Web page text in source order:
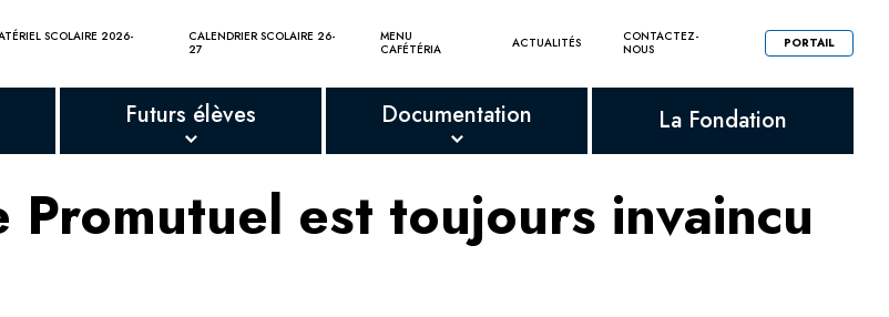
SCOLAIRE 2026-
CALENDRIER SCOLAIRE 26-
27
MENU
CAFÉTÉRIA
ACTUALITÉS
CONTACTEZ-
NOUS
PORTAIL
Futurs élèves Documentation La Fondation
est toujours invaincu